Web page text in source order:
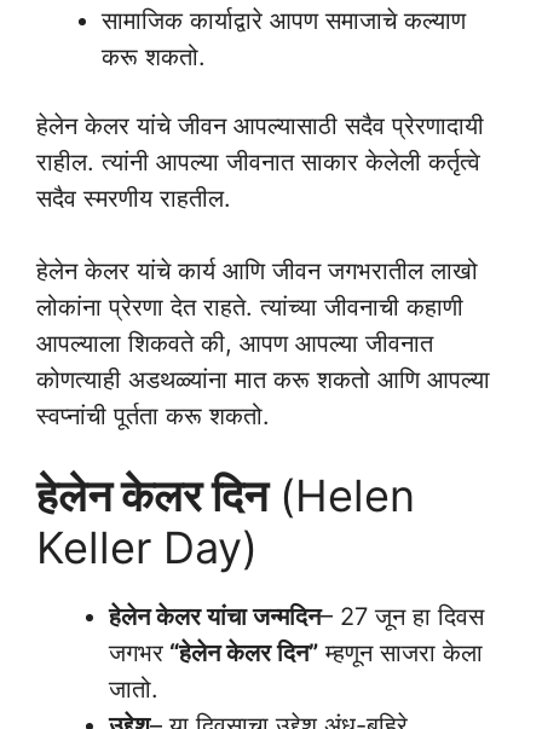
सामाजिक कार्याद्वारे आपण समाजाचे कल्याण
करू शकतो.
हेलेन केलर यांचे जीवन आपल्यासाठी सदैव प्रेरणादायी
राहील. त्यांनी आपल्या जीवनात साकार केलेली कर्तृत्वे
सदैव स्मरणीय राहतील.
हेलेन केलर यांचे कार्य आणि जीवन जगभरातील लाखो
लोकांना प्रेरणा देत राहते. त्यांच्या जीवनाची कहाणी
आपल्याला शिकवते की, आपण आपल्या जीवनात
कोणत्याही अडथळ्यांना मात करू शकतो आणि आपल्या
स्वप्नांची पूर्तता करू शकतो.
हेलेन केलर दिन(Helen
Keller Day)
हेलेन केलर यांचा जन्मदिन– 27 जून हा दिवस
जगभर “हेलेन केलर दिन” म्हणून साजरा केला
जातो.